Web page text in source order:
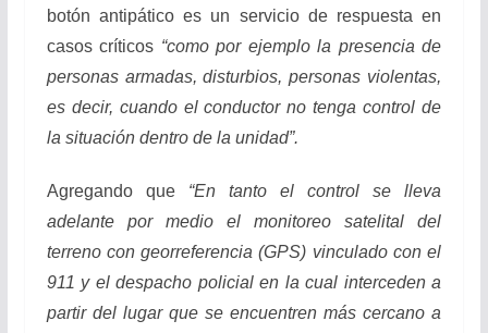
botón antipático es un servicio de respuesta en
casos críticos “como por ejemplo la presencia de
personas armadas, disturbios, personas violentas,
es decir, cuando el conductor no tenga control de
la situación dentro de la unidad”.
Agregando que “En tanto el control se lleva
adelante por medio el monitoreo satelital del
terreno con georreferencia (GPS) vinculado con el
911 y el despacho policial en la cual interceden a
partir del lugar que se encuentren más cercano a